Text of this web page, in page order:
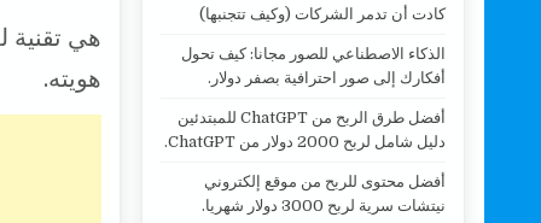
هي
هويته.
كادت أن تدمر الشركات (وكيف تتجنبها)
الذكاء الاصطناعي للصور مجانا: كيف تحول
أفكارك إلى صور احترافية بصفر دولار.
أفضل طرق الربح من ChatGPT للمبتدئين
دليل شامل لربح 2000 دولار من ChatGPT.
أفضل محتوى للربح من موقع إلكتروني
نيتشات سرية لربح 3000 دولار شهريا.